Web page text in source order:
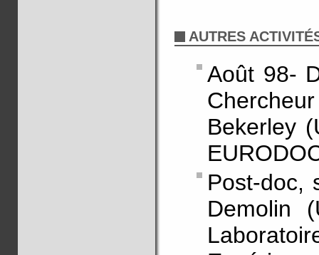
AUTRES
Août 98-
Bekerley
Post-doc,
Demolin